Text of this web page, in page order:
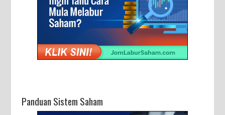
Panduan Sistem Saham